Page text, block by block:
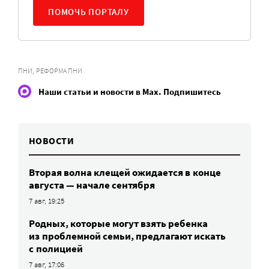
ПОМОЧЬ ПОРТАЛУ
ПНИ, РЕФОРМА ПНИ
Наши статьи и новости в Max. Подпишитесь
НОВОСТИ
Вторая волна клещей ожидается в конце
августа — начале сентября
7 авг, 19:25
Родных, которые могут взять ребенка
из проблемной семьи, предлагают искать
с полицией
7 авг, 17:06